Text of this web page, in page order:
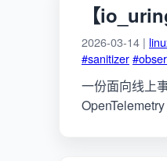
【
2026-03-14 |
#sanitizer
一份面向线上